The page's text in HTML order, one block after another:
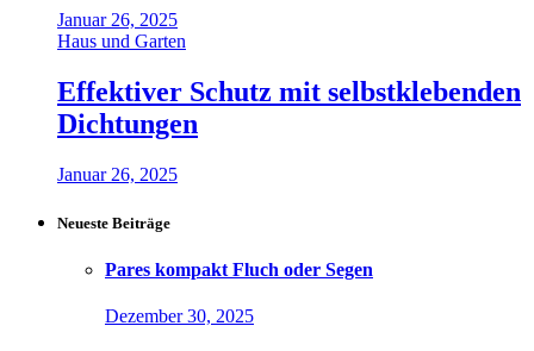
Januar 26, 2025
Haus und Garten
Effektiver Schutz mit selbstklebenden
Dichtungen
Januar 26, 2025
Neueste Beiträge
Pares kompakt Fluch oder Segen
Dezember 30, 2025